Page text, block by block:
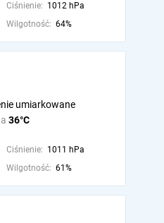
Ciśnienie: 1012 hPa
Wilgotność: 64%
36°C
umiarkowane
Ciśnienie: 1011 hPa
Wilgotność: 61%